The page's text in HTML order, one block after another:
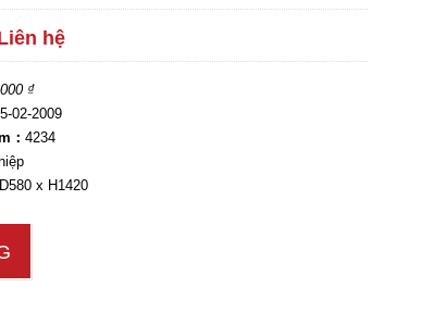
hệ
₫
02-2009
： 4234
x H1420